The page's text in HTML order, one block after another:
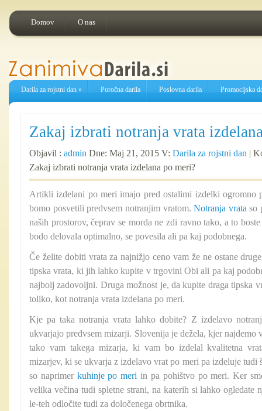
Domov O nas
Darila za rojstni dan » Poročna darila Poslovna darila Promocijska
Zakaj izbrati notranja vrata
Objavil : admin Dne: Maj 21, 2015 V: Darila za rojstni dan |
Zakaj izbrati notranja vrata izdelana po meri?
Artikli izdelani po meri imajo pred ostalimi izdelki ogromno
bomo posvetili predvsem notranjim vratom.Notranja vrata so
naših prostorov, čeprav se morda ne zdi ravno tako, a to
bodo delovala optimalno, se povesila ali pa kaj podobnega.
Če želite dobiti vrata za najnižjo ceno vam že ne ostane
tipska vrata, ki jih lahko kupite v trgovini Obi ali pa kaj
najbolj zadovoljni. Druga možnost je, da kupite draga tipska
toliko, kot notranja vrata izdelana po meri.
Kje pa taka notranja vrata lahko dobite? Z izdelavo
ukvarjajo predvsem mizarji. Slovenija je dežela, kjer
tako vam takega mizarja, ki vam bo izdelal kvalitetna
mizarjev, ki se ukvarja z izdelavo vrat po meri pa izdeluje tudi
so naprimer kuhinje po meri in pa pohištvo po meri. Ker
velika večina tudi spletne strani, na katerih si lahko ogledate
le-teh odločite tudi za določenega obrtnika.